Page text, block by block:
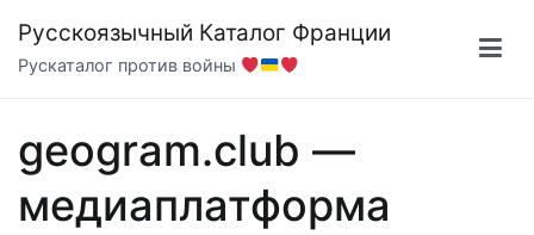
содержимому
Русскоязычный Каталог Франции
Рускаталог против войны
geogram.club —
медиаплатформа